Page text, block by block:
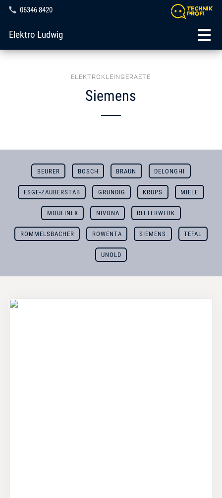
06346 8420
Elektro Ludwig
ELEKTROKLEINGERAETE
Siemens
BEURER BOSCH BRAUN DELONGHI
ESGE-ZAUBERSTAB GRUNDIG KRUPS MIELE
MOULINEX NIVONA RITTERWERK
ROMMELSBACHER ROWENTA SIEMENS TEFAL
UNOLD